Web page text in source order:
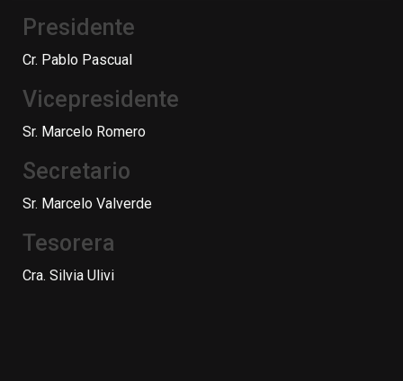
Presidente
Cr. Pablo Pascual
Vicepresidente
Sr. Marcelo Romero
Secretario
Sr. Marcelo Valverde
Tesorera
Cra. Silvia Ulivi